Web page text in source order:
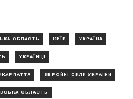
ОБЛАСТЬ КИЇВ УКРАЇНА
УКРАЇНЦІ
ЗБРОЙНІ СИЛИ УКРАЇНИ
ОБЛАСТЬ